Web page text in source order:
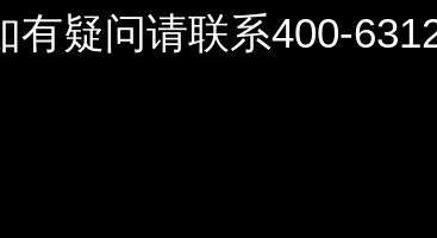
疑问请联系400-